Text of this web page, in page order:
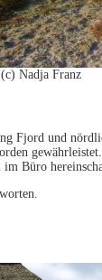
Nadja Franz
Fjord und
Büro